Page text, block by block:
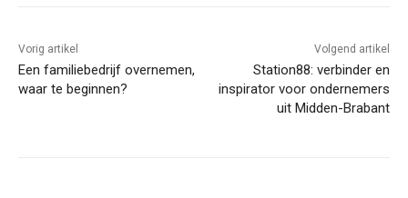
Vorig artikel
Een familiebedrijf overnemen,
waar te beginnen?
Volgend artikel
Station88: verbinder en
inspirator voor ondernemers
uit Midden-Brabant